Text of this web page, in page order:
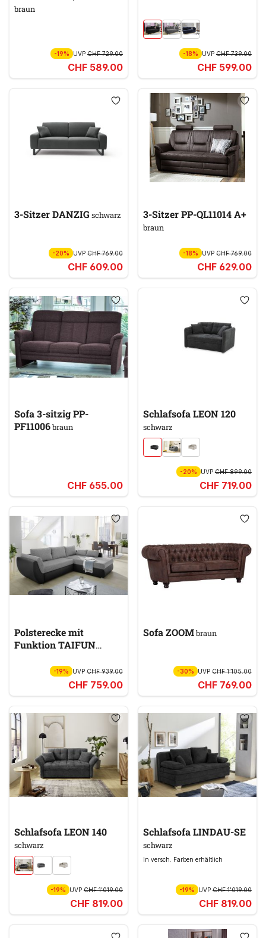
braun
-19% UVP CHF 729.00
CHF 589.00
-18% UVPCHF 739.00
CHF 599.00
3-Sitzer DANZIG schwarz
-20% UVP CHF 769.00
CHF 609.00
3-Sitzer PP-QL11014 A+
braun
-18% UVPCHF 769.00
CHF 629.00
Sofa 3-sitzig PP-
PF11006braun
CHF 655.00
Schlafsofa LEON 120
schwarz
-20% UVPCHF 899.00
CHF 719.00
Polsterecke mit
Funktion TAIFUN
-19% UVP CHF 939.00
CHF 759.00
Sofa ZOOMbraun
-30% UVPCHF 1’105.00
CHF 769.00
Schlafsofa LEON 140
schwarz
-19% UVP CHF 1’019.00
CHF 819.00
Schlafsofa LINDAU-SE
schwarz
In versch. Farben erhältlich
-19% UVPCHF 1’019.00
CHF 819.00